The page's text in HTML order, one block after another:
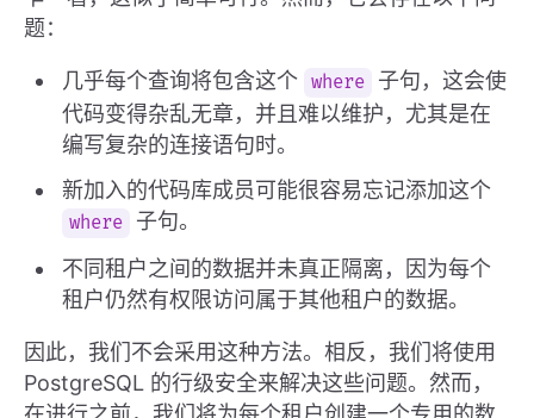
题：
几乎每个查询将包含这个 where
子句，这会使
代码变得杂乱无章，并且难以维护，尤其是在
编写复杂的连接语句时。
新加入的代码库成员可能很容易忘记添加这个
where
子句。
不同租户之间的数据并未真正隔离，因为每个
租户仍然有权限访问属于其他租户的数据。
因此，我们不会采用这种方法。相反，我们将使用
PostgreSQL 的行级安全来解决这些问题。然而，